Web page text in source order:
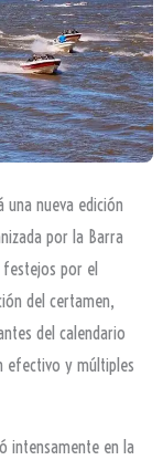
una nueva edición
por la Barra
festejos por el
del certamen,
del calendario
efectivo y múltiples
intensamente en la